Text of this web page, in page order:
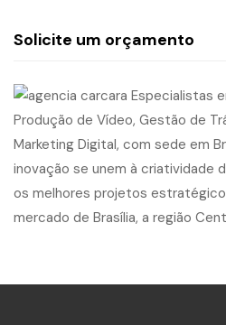
Solicite um orçamento